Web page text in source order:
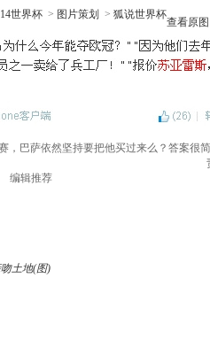
世界杯 > 图片策划 > 狐说世界杯
查看原图
，巴萨依然坚持要把他买过来么？答案
编辑推荐
土地(图)